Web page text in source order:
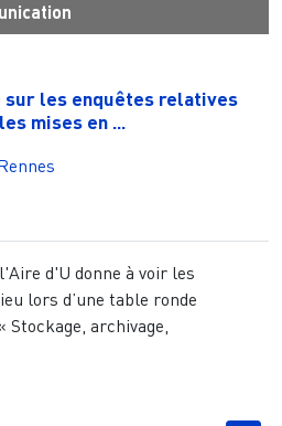
sur les enquêtes relatives
mises en ...
d'U donne à voir les
lors d’une table ronde
archivage,